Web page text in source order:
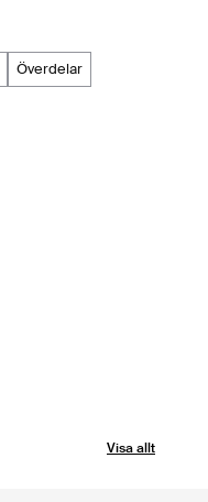
överdelar
Visa allt